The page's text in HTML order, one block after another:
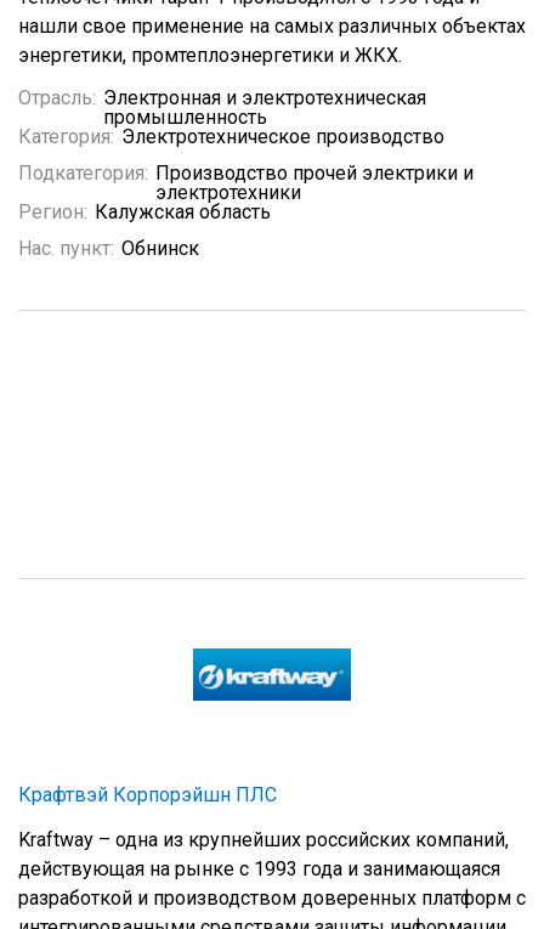
нашли свое применение на самых различных объектах
энергетики, промтеплоэнергетики и ЖКХ.
Отрасль: Электронная и электротехническая
промышленность
Категория: Электротехническое производство
Подкатегория: Производство прочей электрики и
электротехники
Регион: Калужская область
Нас. пункт: Обнинск
Крафтвэй Корпорэйшн ПЛС
Kraftway – одна из крупнейших российских компаний,
действующая на рынке с 1993 года и занимающаяся
разработкой и производством доверенных платформ с